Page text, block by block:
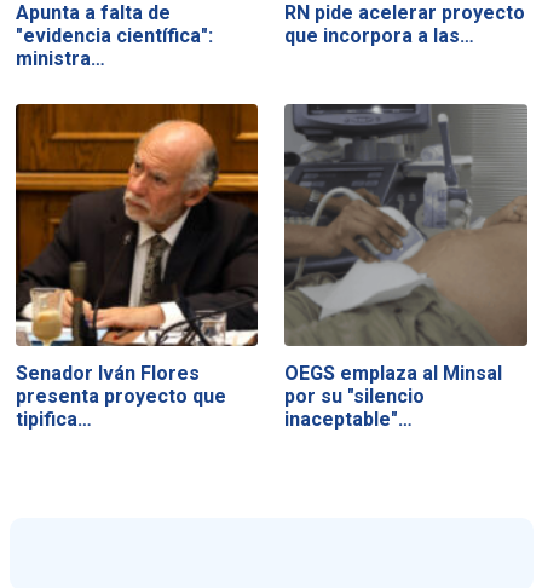
Apunta a falta de
"evidencia científica":
ministra…
RN pide acelerar proyecto
que incorpora a las…
Senador Iván Flores
presenta proyecto que
tipifica…
OEGS emplaza al Minsal
por su "silencio
inaceptable"…